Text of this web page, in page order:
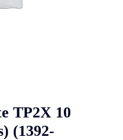
TP2X 10
(1392-